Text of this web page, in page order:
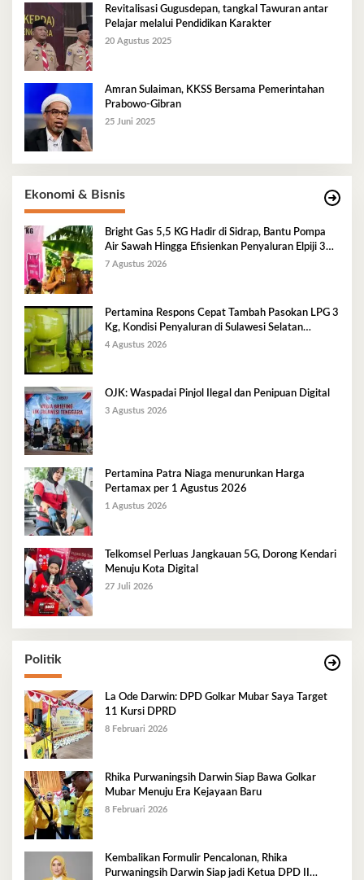
Revitalisasi Gugusdepan, tangkal Tawuran antar
Pelajar melalui Pendidikan Karakter
20 Agustus 2025
Amran Sulaiman, KKSS Bersama Pemerintahan
Prabowo-Gibran
25 Juni 2025
Ekonomi & Bisnis
Bright Gas 5,5 KG Hadir di Sidrap, Bantu Pompa
Air Sawah Hingga Efisienkan Penyaluran Elpiji 3
Kg
7 Agustus 2026
Pertamina Respons Cepat Tambah Pasokan LPG 3
Kg, Kondisi Penyaluran di Sulawesi Selatan
Berlangsung Kondusif
4 Agustus 2026
OJK: Waspadai Pinjol Ilegal dan Penipuan Digital
3 Agustus 2026
Pertamina Patra Niaga menurunkan Harga
Pertamax per 1 Agustus 2026
1 Agustus 2026
Telkomsel Perluas Jangkauan 5G, Dorong Kendari
Menuju Kota Digital
27 Juli 2026
Politik
La Ode Darwin: DPD Golkar Mubar Saya Target
11 Kursi DPRD
8 Februari 2026
Rhika Purwaningsih Darwin Siap Bawa Golkar
Mubar Menuju Era Kejayaan Baru
8 Februari 2026
Kembalikan Formulir Pencalonan, Rhika
Purwaningsih Darwin Siap jadi Ketua DPD II